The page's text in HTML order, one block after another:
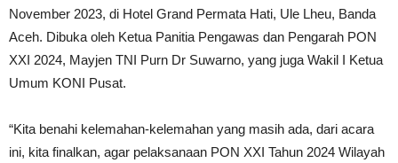
November 2023, di Hotel Grand Permata Hati, Ule Lheu, Banda
Aceh. Dibuka oleh Ketua Panitia Pengawas dan Pengarah PON
XXI 2024, Mayjen TNI Purn Dr Suwarno, yang juga Wakil I Ketua
Umum KONI Pusat.
“Kita benahi kelemahan-kelemahan yang masih ada, dari acara
ini, kita finalkan, agar pelaksanaan PON XXI Tahun 2024 Wilayah